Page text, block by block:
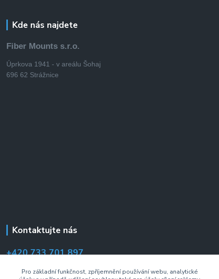
Kde nás najdete
Fiber Mounts s.r.o.
Úprkova 1941 - v areálu Šohaj
696 62 Strážnice
Kontaktujte nás
+420 733 701 897
Pro základní funkčnost, zpříjemnění používání webu, analytické